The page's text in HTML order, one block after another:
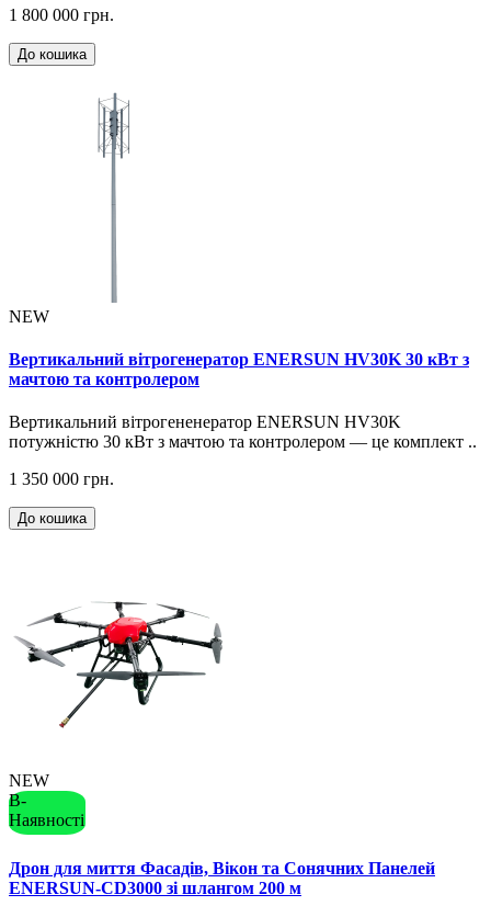
1 800 000 грн.
До кошика
NEW
Вертикальний вітрогенератор ENERSUN HV30K 30 кВт з
мачтою та контролером
Вертикальний вітрогененератор ENERSUN HV30K
потужністю 30 кВт з мачтою та контролером — це комплект ..
1 350 000 грн.
До кошика
NEW
В-
Наявності
Дрон для миття Фасадів, Вікон та Сонячних Панелей
ENERSUN-CD3000 зі шлангом 200 м